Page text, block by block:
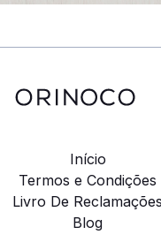
Início
Termos e Condições
Livro De Reclamações
Blog